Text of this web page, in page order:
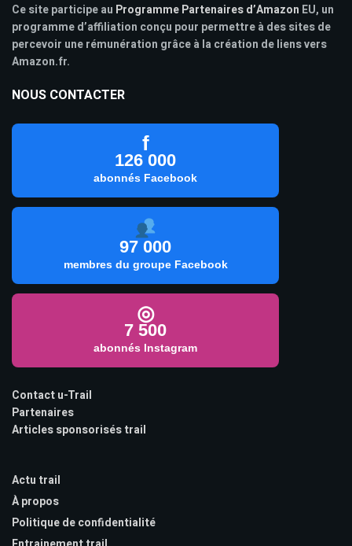
Ce site participe au Programme Partenaires d’Amazon EU, un
programme d’affiliation conçu pour permettre à des sites de
percevoir une rémunération grâce à la création de liens vers
Amazon.fr.
NOUS CONTACTER
f
126 000
abonnés Facebook
97 000
membres du groupe Facebook
◎
7 500
abonnés Instagram
Contact u-Trail
Partenaires
Articles sponsorisés trail
Actu trail
À propos
Politique de confidentialité